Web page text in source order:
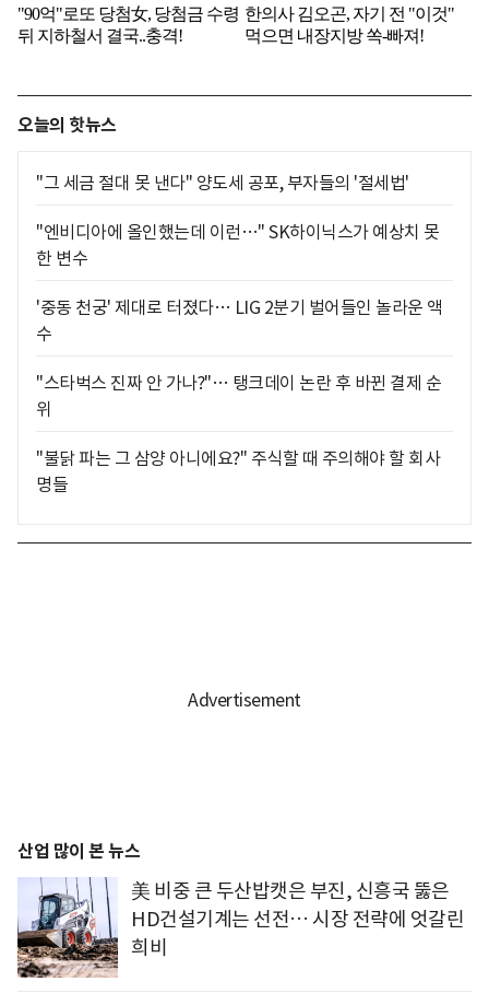
오늘의 핫뉴스
"그 세금 절대 못 낸다" 양도세 공포, 부자들의 '절세법'
"엔비디아에 올인했는데 이런…" SK하이닉스가 예상치 못
한 변수
'중동 천궁' 제대로 터졌다… LIG 2분기 벌어들인 놀라운 액
수
"스타벅스 진짜 안 가나?"… 탱크데이 논란 후 바뀐 결제 순
위
"불닭 파는 그 삼양 아니에요?" 주식할 때 주의해야 할 회사
명들
산업 많이 본 뉴스
美 비중 큰 두산밥캣은 부진, 신흥국 뚫은
HD건설기계는 선전… 시장 전략에 엇갈린
희비